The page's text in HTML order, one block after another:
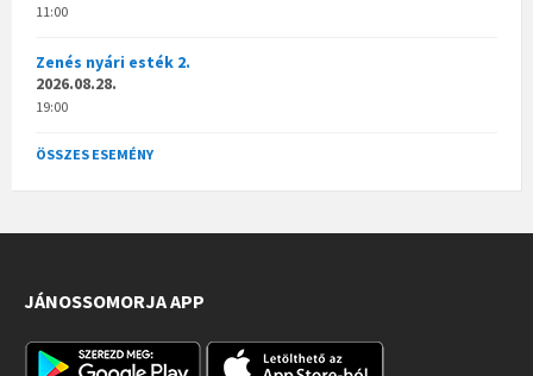
11:00
Zenés nyári esték 2.
2026.08.28.
19:00
ÖSSZES ESEMÉNY
JÁNOSSOMORJA APP